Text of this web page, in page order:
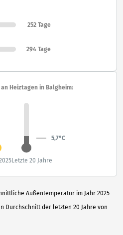
Außentemperatur im Jahr 2025
Durchschnitt der letzten 20 Jahre von
252 Tage
294 Tage
Heiztagen in Balgheim:
5,7°C
Letzte 20 Jahre